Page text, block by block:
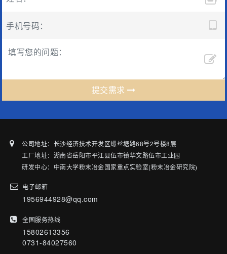
提交需求
公司地址：长沙经济技术开发区螺丝塘路68号2号楼8层
工厂地址：湖南省岳阳市平江县伍市镇华文路伍市工业园
研发中心：中南大学粉末冶金国家重点实验室(粉末冶金研究院)
电子邮箱
1956944928@qq.com
全国服务热线
15802613356
0731-84027560